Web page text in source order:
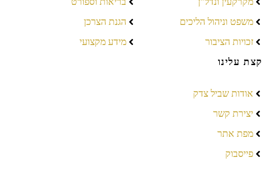
משפט וניהול הליכים
זכויות הציבור
הגנת הצרכן
מידע מקצועי
קצת עלינו
אודות שביל צדק
יצירת קשר
מפת אתר
פייסבוק